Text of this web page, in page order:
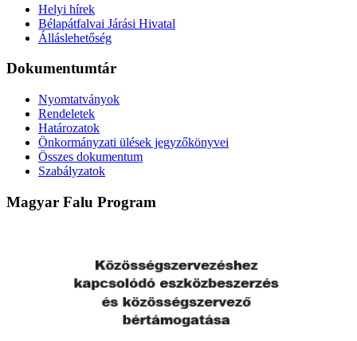
Helyi hírek
Bélapátfalvai Járási Hivatal
Álláslehetőség
Dokumentumtár
Nyomtatványok
Rendeletek
Határozatok
Önkormányzati ülések jegyzőkönyvei
Összes dokumentum
Szabályzatok
Magyar Falu Program